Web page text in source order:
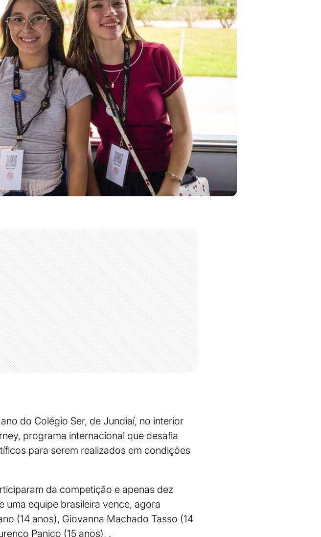
do Colégio Ser, de Jundiaí, no interior
programa internacional que desafia
para serem realizados em condições
da competição e apenas dez
uma equipe brasileira vence, agora
(14 anos), Giovanna Machado Tasso (14
Panico (15 anos), .